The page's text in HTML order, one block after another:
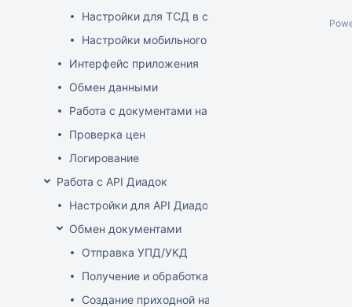
Настройки для ТСД в системе
Настройки мобильного приложения
Интерфейс приложения
Обмен данными
Работа с документами на ТСД
Проверка цен
Логирование
Работа с API Диадок
Настройки для API Диадок
Обмен документами
Отправка УПД/УКД
Получение и обработка УПД/УКД
Создание приходной накладной на основании